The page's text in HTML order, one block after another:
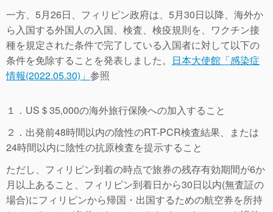
一方、5月26日、フィリピン政府は、5月30日以降、海外か
ら入国する外国人の入国、検査、検疫規則を、ワクチン接
種を規定された条件で完了している入国者に対して以下の
条件を免除することを発表しました。 日本大使館「感染症
情報(2022.05.30)」 参照
１．US＄35,000の海外旅行保険への加入すること
２．出発前48時間以内の陰性のRT-PCR検査結果、または
24時間以内に陰性の抗原検査を提示すること
ただし、フィリピン到着の時点で旅券の残存有効期間が6か
月以上あること、フィリピン到着日から30日以内(無査証の
場合)にフィリピンから帰国・出国するための航空券を所持